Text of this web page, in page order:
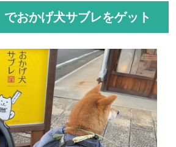
でおかげ犬サブレをゲット